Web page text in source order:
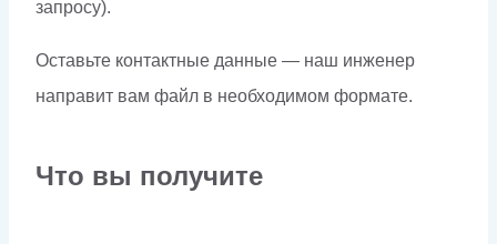
запросу).
Оставьте контактные данные — наш инженер
направит вам файл в необходимом формате.
Что вы получите